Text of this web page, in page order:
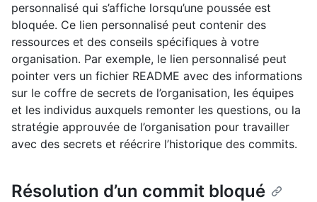
personnalisé qui s’affiche lorsqu’une poussée est
bloquée. Ce lien personnalisé peut contenir des
ressources et des conseils spécifiques à votre
organisation. Par exemple, le lien personnalisé peut
pointer vers un fichier README avec des informations
sur le coffre de secrets de l’organisation, les équipes
et les individus auxquels remonter les questions, ou la
stratégie approuvée de l’organisation pour travailler
avec des secrets et réécrire l’historique des commits.
Résolution d’un commit bloqué